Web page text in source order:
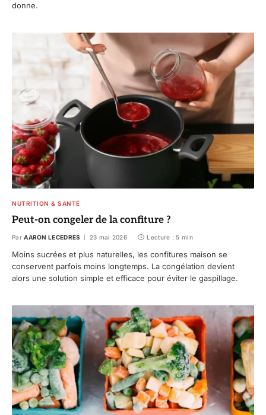
donne.
NUTRITION & SANTÉ
Peut-on congeler de la confiture ?
Par AARON LECEDRES 23 mai 2026 Lecture : 5 min
Moins sucrées et plus naturelles, les confitures maison se
conservent parfois moins longtemps. La congélation devient
alors une solution simple et efficace pour éviter le gaspillage.